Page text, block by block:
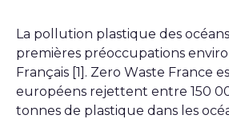
La pollution plastique des
premières préoccupations
Français [1]. Zero Waste France
européens rejettent entre 150
tonnes de plastique dans les